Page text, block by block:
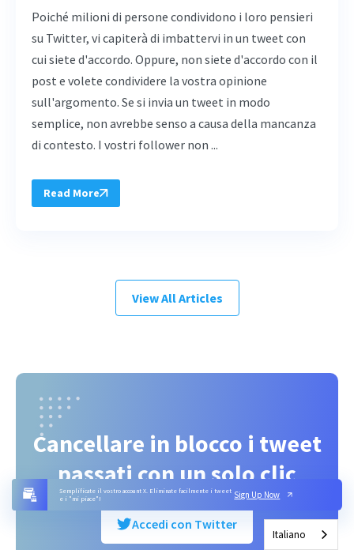
Semplificate il vostro account X. Eliminate facilmente i tweet
e i "mi piace"!
Sign Up Now
Poiché milioni di persone condividono i loro pensieri
su Twitter, vi capiterà di imbattervi in un tweet con
cui siete d'accordo. Oppure, non siete d'accordo con il
post e volete condividere la vostra opinione
sull'argomento. Se si invia un tweet in modo
semplice, non avrebbe senso a causa della mancanza
di contesto. I vostri follower non ...
Read More
View All Articles
Cancellare in blocco i tweet
passati con un solo clic
Accedi con Twitter
Italiano